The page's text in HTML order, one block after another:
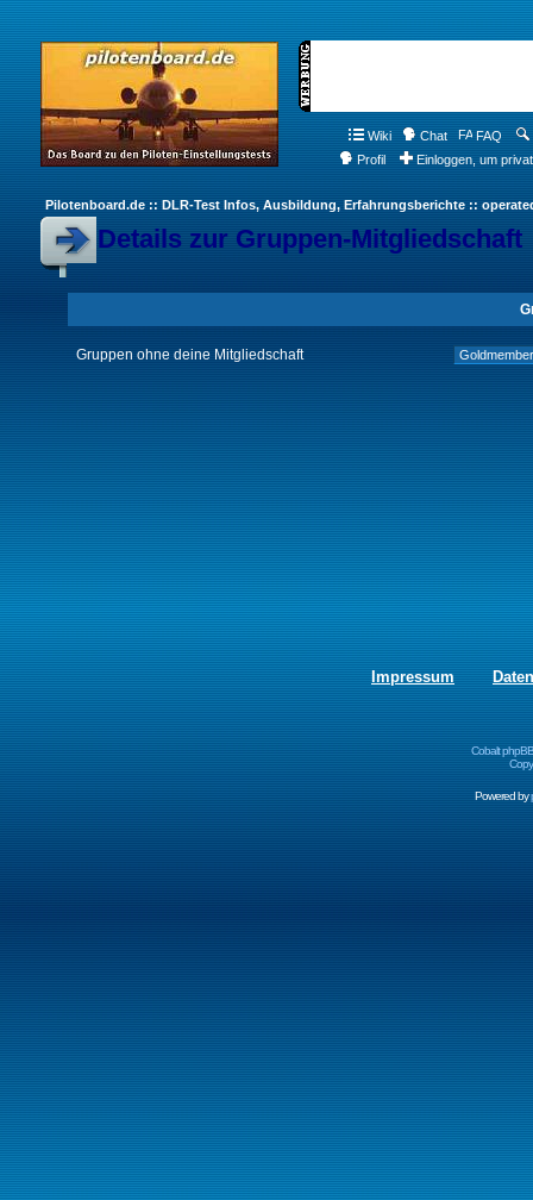
Wiki Chat FAQ
Profil
Einloggen, um
Pilotenboard.de :: DLR-Test Infos, Ausbildung, Erfahrungsberichte ::
Details zur Gruppen-Mitgliedschaft
Gruppen ohne deine Mitgliedschaft
Impressum
Cobalt
Powered by